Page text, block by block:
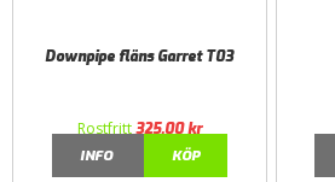
Downpipe fläns Garret T03
Rostfritt 325,00kr
INFO
KÖP